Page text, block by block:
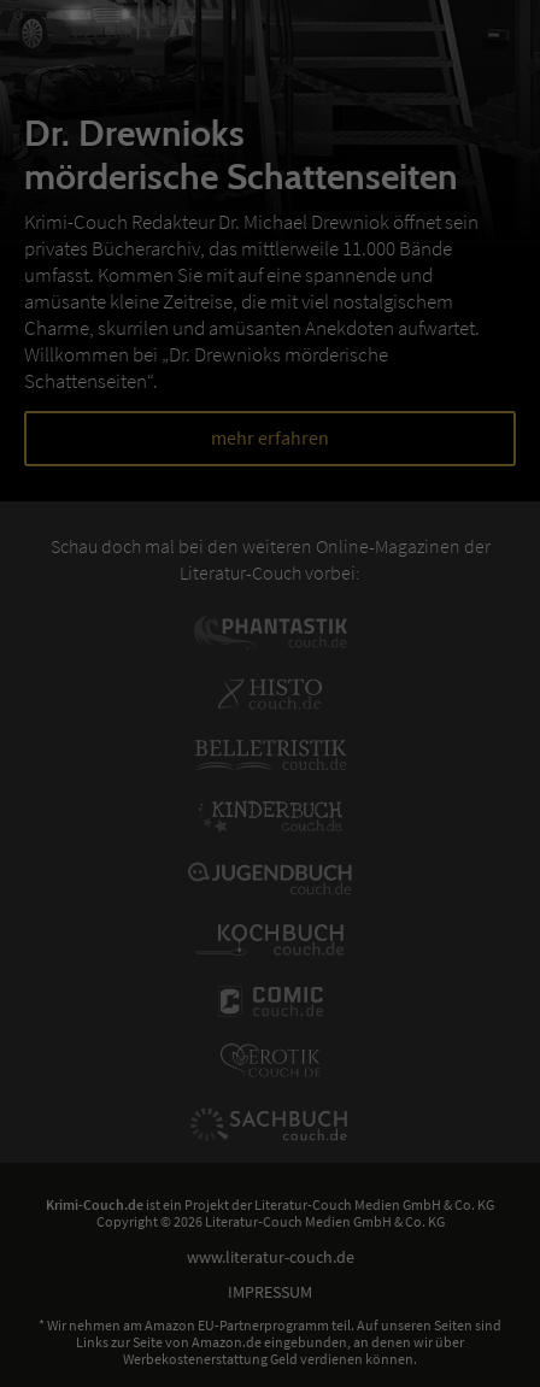
Dr. Drewnioks
mörderische Schattenseiten
Krimi-Couch Redakteur Dr. Michael Drewniok öffnet sein
privates Bücherarchiv, das mittlerweile 11.000 Bände
umfasst. Kommen Sie mit auf eine spannende und
amüsante kleine Zeitreise, die mit viel nostalgischem
Charme, skurrilen und amüsanten Anekdoten aufwartet.
Willkommen bei „Dr. Drewnioks mörderische
Schattenseiten“.
mehr erfahren
Schau doch mal bei den weiteren Online-Magazinen der
Literatur-Couch vorbei:
Krimi-Couch.de ist ein Projekt der Literatur-Couch Medien GmbH & Co. KG
Copyright © 2026 Literatur-Couch Medien GmbH & Co. KG
www.literatur-couch.de
IMPRESSUM
* Wir nehmen am Amazon EU-Partnerprogramm teil. Auf unseren Seiten sind
Links zur Seite von Amazon.de eingebunden, an denen wir über
Werbekostenerstattung Geld verdienen können.